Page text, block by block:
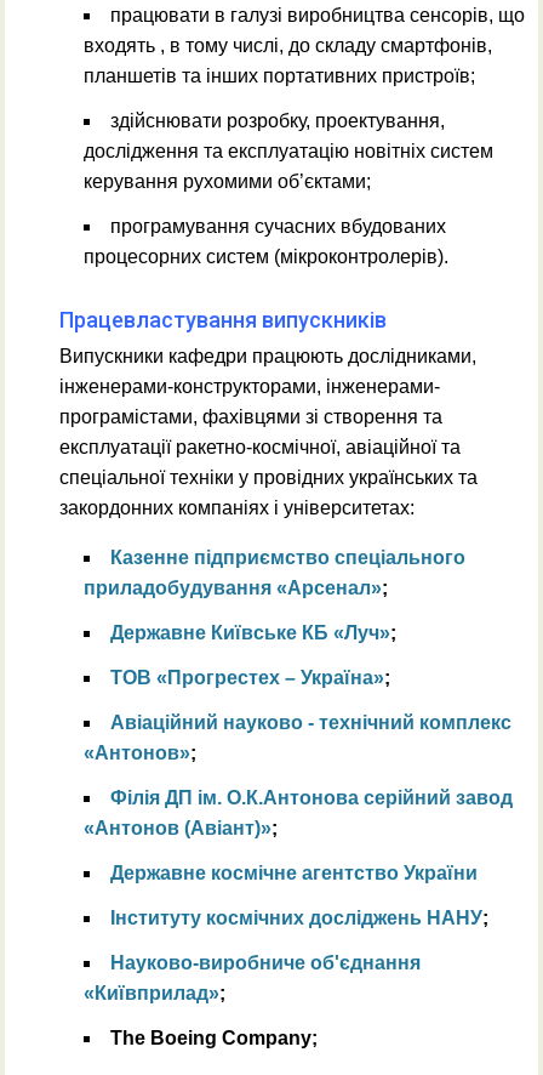
працювати в галузі виробництва сенсорів, що
входять , в тому числі, до складу смартфонів,
планшетів та інших портативних пристроїв;
здійснювати розробку, проектування,
дослідження та експлуатацію новітніх систем
керування рухомими об’єктами;
програмування сучасних вбудованих
процесорних систем (мікроконтролерів).
Працевластування випускників
Випускники кафедри працюють дослідниками,
інженерами-конструкторами, інженерами-
програмістами, фахівцями зі створення та
експлуатації ракетно-космічної, авіаційної та
спеціальної техніки у провідних українських та
закордонних компаніях і університетах:
Казенне підприємство спеціального
приладобудування «Арсенал»;
Державне Київське КБ «Луч»;
ТОВ «Прогрестех – Україна»;
Авіаційний науково - технічний комплекс
«Антонов»;
Філія ДП ім. О.К.Антонова cерійний завод
«Антонов (Авіант)»;
Державне космічне агентство України
Інституту космічних досліджень НАНУ;
Науково-виробниче об'єднання
«Київприлад»;
The Boeing Company;